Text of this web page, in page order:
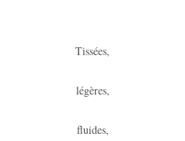
Tissées,
légères,
fluides,